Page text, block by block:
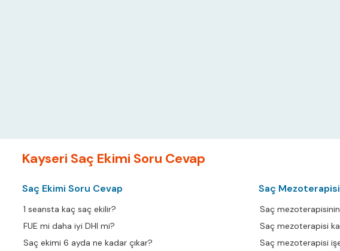
Kayseri Saç Ekimi Soru Cevap
Saç Ekimi Soru Cevap
1 seansta kaç saç ekilir?
FUE mi daha iyi DHI mi?
Saç ekimi 6 ayda ne kadar çıkar?
Saç Mezoterapisi